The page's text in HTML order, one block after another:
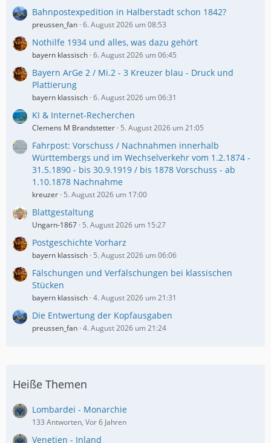
Bahnpostexpedition in Halberstadt schon 1842?
preussen_fan 6. August 2026 um 08:53
Nothilfe 1934 und alles, was dazu gehört
bayern klassisch 6. August 2026 um 06:45
Bayern ArGe 2 / Mi.2 - 3 Kreuzer blau - Druck und
Plattierung
bayern klassisch 6. August 2026 um 06:31
KI & Internet-Recherchen
Clemens M Brandstetter 5. August 2026 um 21:05
Fahrpost: Vorschuss / Nachnahmen innerhalb
Württembergs und im Wechselverkehr vom 1.2.1874 -
31.5.1890 - bis 30.9.1919 / bis 1878 Vorschuss - ab
1.10.1878 Nachnahme
kreuzer 5. August 2026 um 17:00
Blattgestaltung
Ungarn-1867 5. August 2026 um 15:27
Postgeschichte Vorharz
bayern klassisch 5. August 2026 um 06:06
Fälschungen und Verfälschungen bei klassischen
Stücken
bayern klassisch 4. August 2026 um 21:31
Die Entwertung der Kopfausgaben
preussen_fan 4. August 2026 um 21:24
Heiße Themen
Lombardei - Monarchie
133 Antworten, Vor 6 Jahren
Venetien - Inland